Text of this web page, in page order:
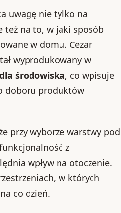
uwagę nie tylko na
też na to, w jaki sposób
w domu. Cezar
wyprodukowany w
środowiska, co wpisuje
doboru produktów
przy wyborze warstwy pod
z
wpływ na otoczenie.
w których
co dzień.